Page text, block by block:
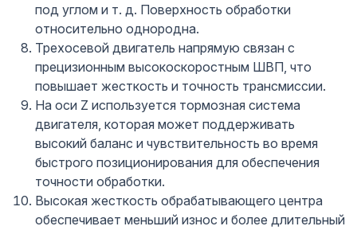
под углом и т. д. Поверхность обработки
относительно однородна.
Трехосевой двигатель напрямую связан с
прецизионным высокоскоростным ШВП, что
повышает жесткость и точность трансмиссии.
На оси Z используется тормозная система
двигателя, которая может поддерживать
высокий баланс и чувствительность во время
быстрого позиционирования для обеспечения
точности обработки.
Высокая жесткость обрабатывающего центра
обеспечивает меньший износ и более длительный